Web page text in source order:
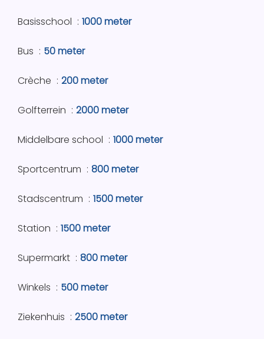
Basisschool 1000 meter
Bus 50 meter
Crèche 200 meter
Golfterrein 2000 meter
Middelbare school 1000 meter
Sportcentrum 800 meter
Stadscentrum 1500 meter
Station 1500 meter
Supermarkt 800 meter
Winkels 500 meter
Ziekenhuis 2500 meter